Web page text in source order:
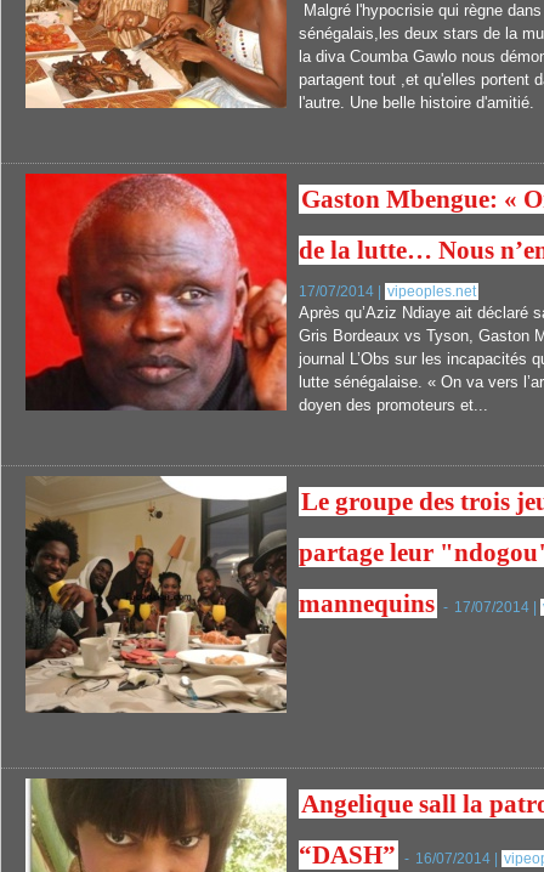
Malgré l'hypocrisie qui règne
sénégalais,les deux stars de la
la diva Coumba Gawlo nous
partagent tout ,et qu'elles portent
l'autre. Une belle histoire d'amitié.
Gaston Mbengue: «
de la lutte… Nous
17/07/2014 | vipeoples.net
Après qu’Aziz Ndiaye ait déclaré
Gris Bordeaux vs Tyson, Gaston
journal L’Obs sur les incapacités
lutte sénégalaise. « On va vers
doyen des promoteurs et...
Le groupe des trois
partage leur
mannequins - 17/07/2014 |
Angelique sall la
“DASH” - 16/07/2014 |